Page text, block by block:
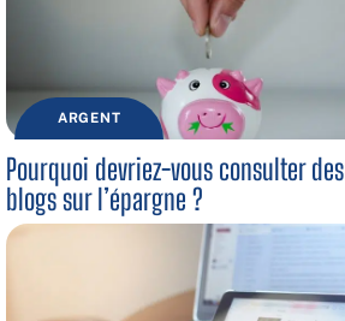
ARGENT
Pourquoi devriez-vous consulter des
blogs sur l’épargne ?